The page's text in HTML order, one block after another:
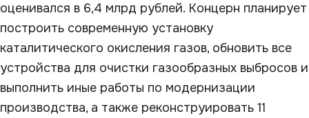
оценивался в 6,4 млрд рублей. Концерн планирует
построить современную установку
каталитического окисления газов, обновить все
устройства для очистки газообразных выбросов и
выполнить иные работы по модернизации
производства, а также реконструировать 11